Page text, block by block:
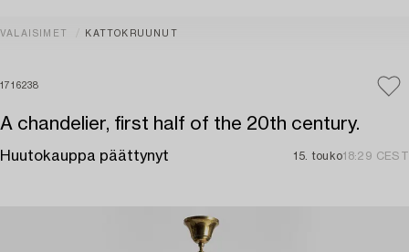
VALAISIMET KATTOKRUUNUT
1716238
A chandelier, first half of the 20th century.
Huutokauppa päättynyt 15. touko18:29 CEST